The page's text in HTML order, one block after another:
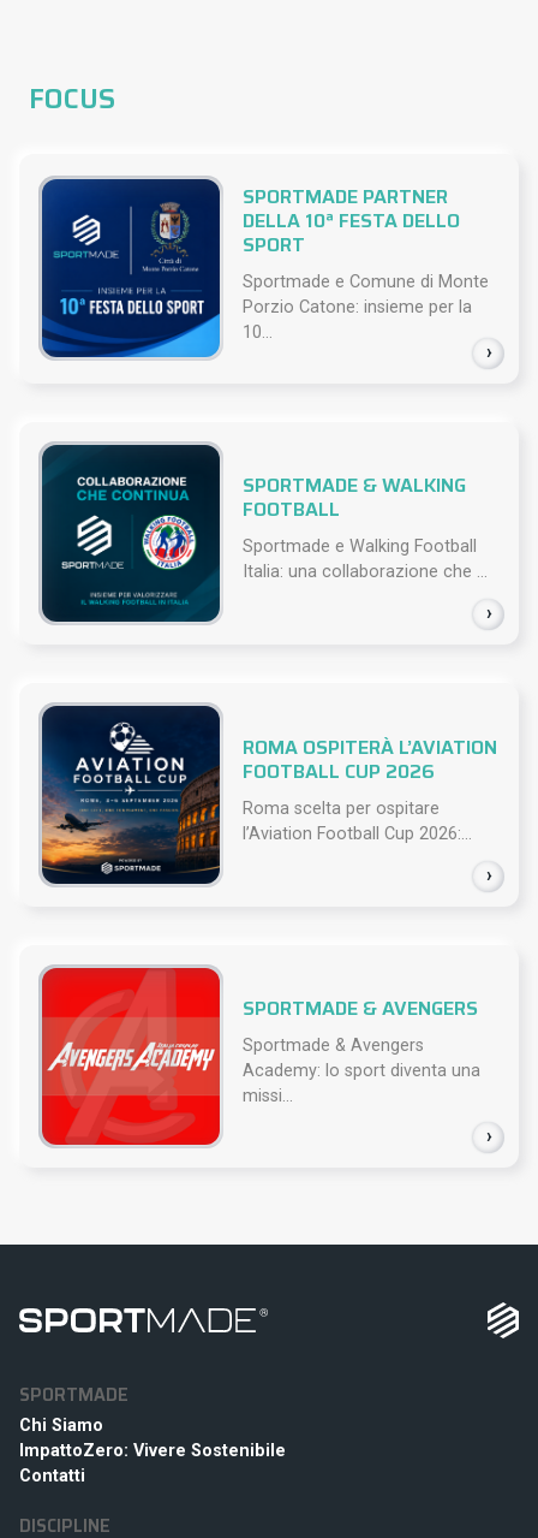
FOCUS
›
SPORTMADE PARTNER
DELLA 10ª FESTA DELLO
SPORT
Sportmade e Comune di Monte
Porzio Catone: insieme per la
10...
›
SPORTMADE & WALKING
FOOTBALL
Sportmade e Walking Football
Italia: una collaborazione che ...
›
ROMA OSPITERÀ L’AVIATION
FOOTBALL CUP 2026
Roma scelta per ospitare
l’Aviation Football Cup 2026:...
›
SPORTMADE & AVENGERS
Sportmade & Avengers
Academy: lo sport diventa una
missi...
SPORTMADE
Chi Siamo
ImpattoZero: Vivere Sostenibile
Contatti
DISCIPLINE